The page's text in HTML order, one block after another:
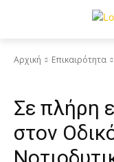
Αρχική Επικαιρότητα
Σε πλήρη
στον